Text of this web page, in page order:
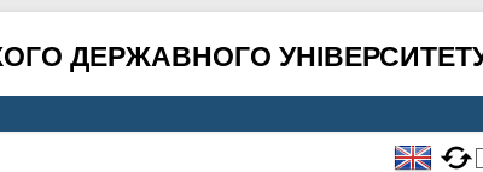
ДЕРЖАВНОГО